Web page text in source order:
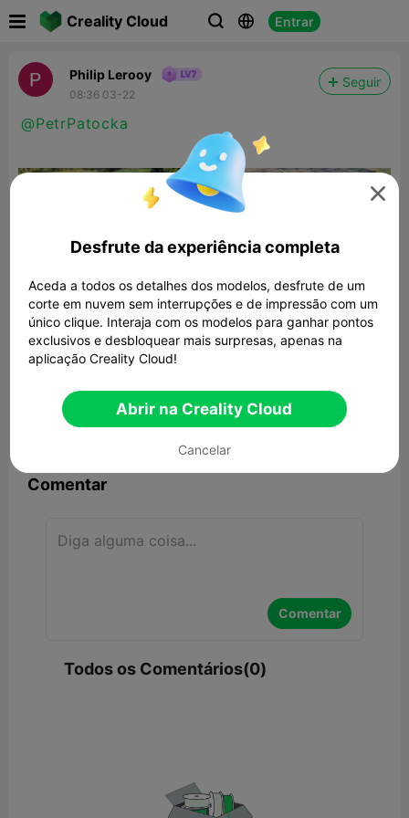
Creality Cloud   Entrar
Philip Lerooy
08:36 03-22
Seguir
@PetrPatocka
NBC.11 - 1:10 scale off-road trailer

Comentar
Comentar
Todos os Comentários(0)

Desfrute da experiência completa
Aceda a todos os detalhes dos modelos, desfrute de um
corte em nuvem sem interrupções e de impressão com um
único clique. Interaja com os modelos para ganhar pontos
exclusivos e desbloquear mais surpresas, apenas na
aplicação Creality Cloud!
Abrir na Creality Cloud
Cancelar